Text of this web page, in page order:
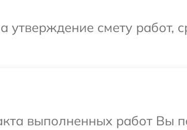
смету работ,
выполненных работ Вы